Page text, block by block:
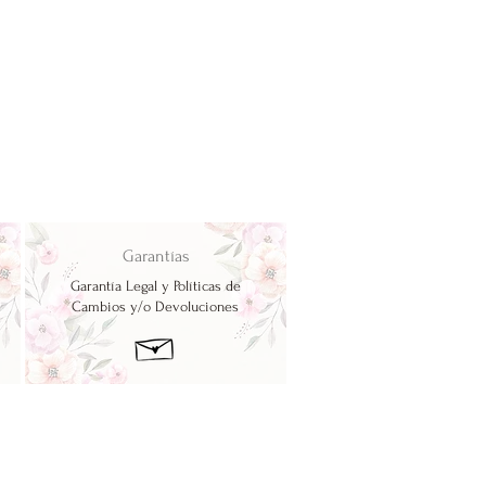
Garantías
Garantía Legal y Políticas de
Cambios y/o Devoluciones